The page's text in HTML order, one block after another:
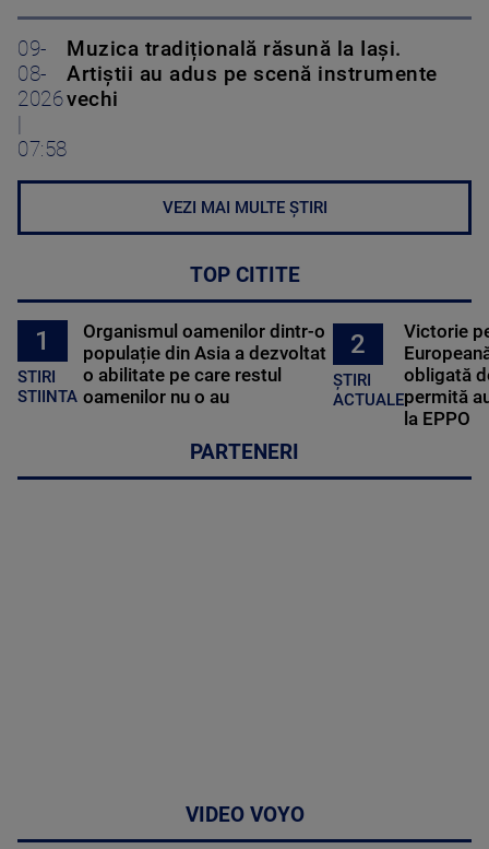
09-
08-
2026
07:58
Muzica tradițională răsună la Iași.
Artiștii au adus pe scenă instrumente
vechi
VEZI MAI MULTE ȘTIRI
TOP CITITE
1
STIRI
STIINTA
Organismul oamenilor dintr-o
populație din Asia a dezvoltat
o abilitate pe care restul
oamenilor nu o au
2
ȘTIRI
ACTUALE
Victorie
obligată
permită
la EPPO
PARTENERI
VIDEO VOYO